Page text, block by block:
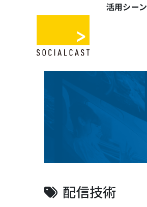
活用シーン
配信技術